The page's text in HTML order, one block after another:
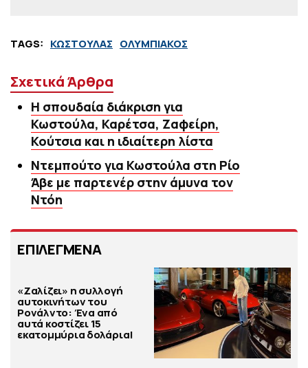
TAGS: ΚΩΣΤΟΥΛΑΣ ΟΛΥΜΠΙΑΚΟΣ
Σχετικά Άρθρα
Η σπουδαία διάκριση για
Κωστούλα, Καρέτσα, Ζαφείρη,
Κούτσια και η ιδιαίτερη λίστα
Ντεμπούτο για Κωστούλα στη Ρίο
Άβε με παρτενέρ στην άμυνα τον
Ντόη
ΕΠΙΛΕΓΜΕΝΑ
«Ζαλίζει» η συλλογή
αυτοκινήτων του
Ρονάλντο: Ένα από
αυτά κοστίζει 15
εκατομμύρια δολάρια!